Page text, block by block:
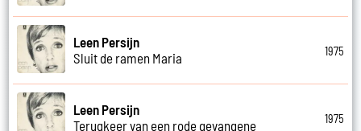
Leen Persijn
Sluit de ramen Maria
1975
Leen Persijn
Terugkeer van een rode gevangene
1975